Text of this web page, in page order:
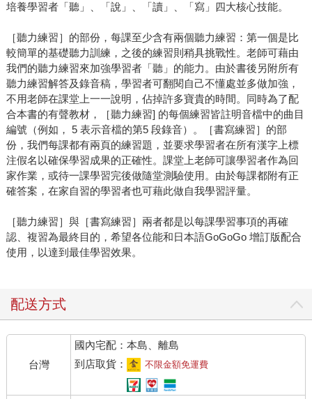
培養學習者「聽」、「說」、「讀」、「寫」四大核心技能。
［聽力練習］的部份，每課至少含有兩個聽力練習：第一個是比
較簡單的基礎聽力訓練，之後的練習則稍具挑戰性。老師可藉由
我們的聽力練習來加強學習者「聽」的能力。由於書後另附所有
聽力練習解答及錄音稿，學習者可翻閱自己不懂處並多做加強，
不用老師在課堂上一一說明，佔掉許多寶貴的時間。同時為了配
合本書的有聲教材，［聽力練習] 的每個練習皆註明音檔中的曲目
編號（例如， 5 表示音檔的第5 段錄音）。［書寫練習］的部
份，我們每課都有兩頁的練習題，並要求學習者在所有漢字上標
注假名以確保學習成果的正確性。課堂上老師可讓學習者作為回
家作業，或待一課學習完後做隨堂測驗使用。由於每課都附有正
確答案，在家自習的學習者也可藉此做自我學習評量。
［聽力練習］與［書寫練習］兩者都是以每課學習事項的再確
認、複習為最終目的，希望各位能和日本語GoGoGo 增訂版配合
使用，以達到最佳學習效果。
配送方式
台灣
國內宅配：本島、離島
到店取貨：
不限金額免運費